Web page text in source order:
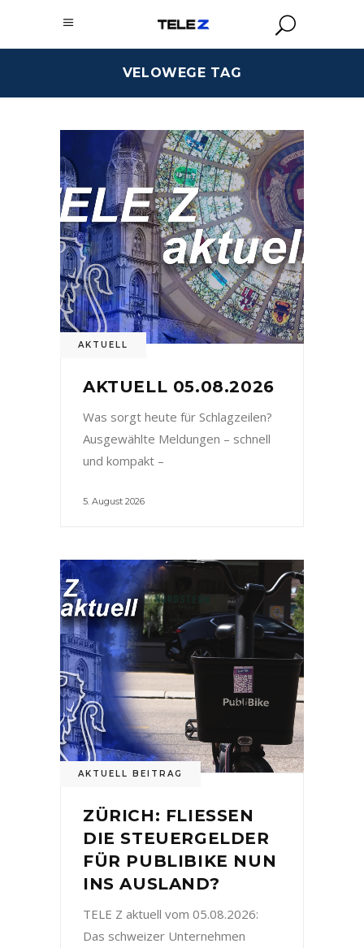
VELOWEGE TAG
AKTUELL
AKTUELL 05.08.2026
Was sorgt heute für Schlagzeilen?
Ausgewählte Meldungen – schnell
und kompakt –
5. August 2026
AKTUELL BEITRAG
ZÜRICH: FLIESSEN
DIE STEUERGELDER
FÜR PUBLIBIKE NUN
INS AUSLAND?
TELE Z aktuell vom 05.08.2026:
Das schweizer Unternehmen